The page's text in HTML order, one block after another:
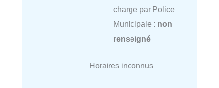
charge par Police
Municipale : non
renseigné
Horaires inconnus